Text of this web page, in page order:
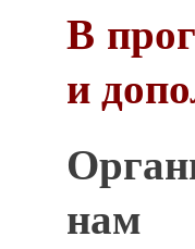
В
и
нам